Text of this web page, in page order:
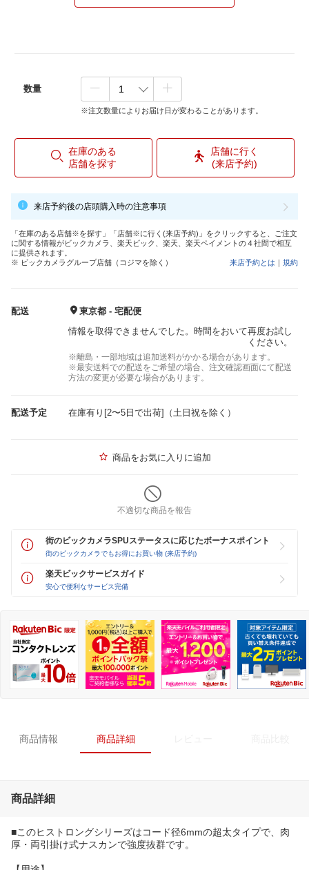
数量
※注文数量によりお届け日が変わることがあります。
在庫のある
店舗を探す
店舗に行く
(来店予約)
来店予約後の店頭購入時の注意事項
「在庫のある店舗※を探す」「店舗※に行く(来店予約)」をクリックすると、ご注文
に関する情報がビックカメラ、楽天ビック、楽天、楽天ペイメントの４社間で相互
に提供されます。
※ ビックカメラグループ店舗（コジマを除く）
来店予約とは ｜ 規約
配送
東京都 - 宅配便
情報を取得できませんでした。時間をおいて再度お試し
ください。
※離島・一部地域は追加送料がかかる場合があります。
※最安送料での配送をご希望の場合、注文確認画面にて配送
方法の変更が必要な場合があります。
配送予定 在庫有り[2〜5日で出荷]（土日祝を除く）
商品をお気に入りに追加
不適切な商品を報告
街のビックカメラSPUステータスに応じたボーナスポイント
街のビックカメラでもお得にお買い物 (来店予約)
楽天ビックサービスガイド
安心で便利なサービス完備
商品情報 商品詳細
商品詳細
■このヒストロングシリーズはコード径6mmの超太タイプで、肉
厚・両引掛け式ナスカンで強度抜群です。